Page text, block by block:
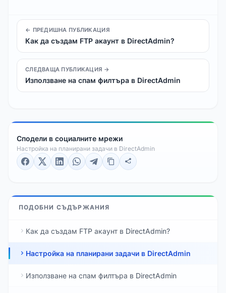
← ПРЕДИШНА ПУБЛИКАЦИЯ
Как да създам FTP акаунт в DirectAdmin?
СЛЕДВАЩА ПУБЛИКАЦИЯ →
Използване на спам филтъра в DirectAdmin
Сподели в социалните мрежи
Настройка на планирани задачи в DirectAdmin
ПОДОБНИ СЪДЪРЖАНИЯ
Как да създам FTP акаунт в DirectAdmin?
Настройка на планирани задачи в DirectAdmin
Използване на спам филтъра в DirectAdmin